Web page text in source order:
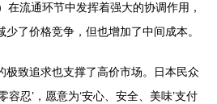
在流通环节中发挥着强大的协调作用，
了价格竞争，但也增加了中间成本。
极致追求也支撑了高价市场。日本民众
容忍’，愿意为‘安心、安全、美味’支付